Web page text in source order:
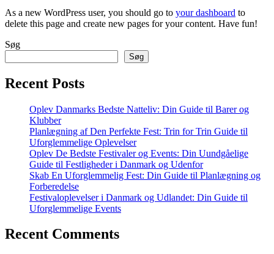
As a new WordPress user, you should go to your dashboard to
delete this page and create new pages for your content. Have fun!
Søg
Søg
Recent Posts
Oplev Danmarks Bedste Natteliv: Din Guide til Barer og
Klubber
Planlægning af Den Perfekte Fest: Trin for Trin Guide til
Uforglemmelige Oplevelser
Oplev De Bedste Festivaler og Events: Din Uundgåelige
Guide til Festligheder i Danmark og Udenfor
Skab En Uforglemmelig Fest: Din Guide til Planlægning og
Forberedelse
Festivaloplevelser i Danmark og Udlandet: Din Guide til
Uforglemmelige Events
Recent Comments